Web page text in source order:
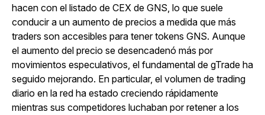
hacen con el listado de CEX de GNS, lo que suele
conducir a un aumento de precios a medida que más
traders son accesibles para tener tokens GNS. Aunque
el aumento del precio se desencadenó más por
movimientos especulativos, el fundamental de gTrade ha
seguido mejorando. En particular, el volumen de trading
diario en la red ha estado creciendo rápidamente
mientras sus competidores luchaban por retener a los